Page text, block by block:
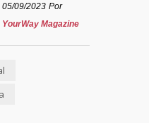
05/09/2023 Por
YourWay Magazine